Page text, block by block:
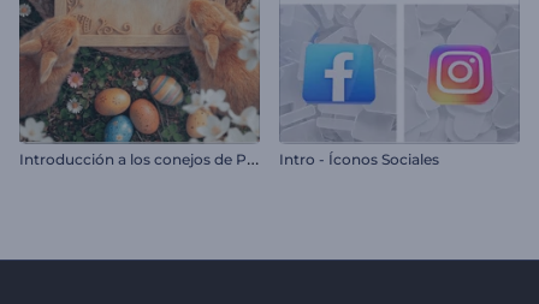
I
ntroducción a los conejos de Pascua realistas Intro - Íconos Sociales